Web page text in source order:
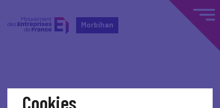
Morbihan
Cookies